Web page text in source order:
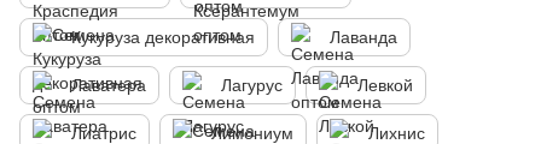
Кукуруза декоративная Лаванда
Лаватера Лагурус Левкой
Лиатрис Лимониум Лихнис